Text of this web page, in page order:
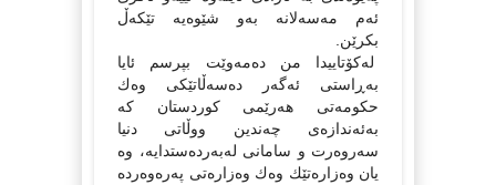
ئەم مەسەلانە بەو شێوەیە تێكەڵ
بكرێن.
لەكۆتاییدا من دەمەوێت بپرسم ئایا
بەڕاستی ئەگەر دەسەڵاتێكی وەك
حكومەتی هەرێمی كوردستان كە
بەئەندازەی چەندین ووڵاتی دنیا
سەروەرت و سامانی لەبەردەستدایە، وە
یان وەزارەتێك وەك وەزارەتی پەرەوەردە